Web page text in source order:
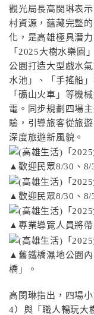
觀光局長高閔琳表
村資源，蘊藏完整
化，是高雄極具潛
「2025大樹水樂園
公園打造大型戲水
水池」、「手搖船
「礦山火車」等機
電。同步規劃四場
驗，引導旅客從旅
深度旅遊新風貌。
▲歡迎民眾8/30、8/
▲歡迎民眾8/30、8/
▲專業導覽人員將帶
▲舊鐵橋濕地公園
橋」。
高閔琳指出，四場
4）與「職人暢玩大